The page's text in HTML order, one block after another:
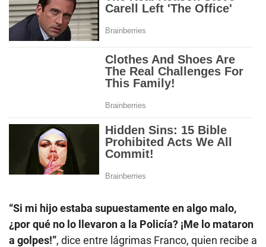
“Si mi hijo estaba supuestamente en algo malo,
¿por qué no lo llevaron a la Policía? ¡Me lo mataron
a golpes!”, dice entre lágrimas Franco, quien recibe a